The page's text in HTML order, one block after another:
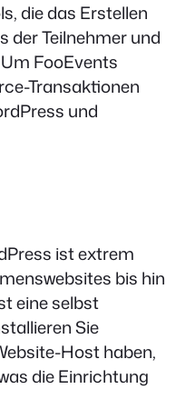
die das Erstellen
der Teilnehmer und
FooEvents
Transaktionen
und
ist extrem
bis hin
eine selbst
Sie
Host haben,
die Einrichtung